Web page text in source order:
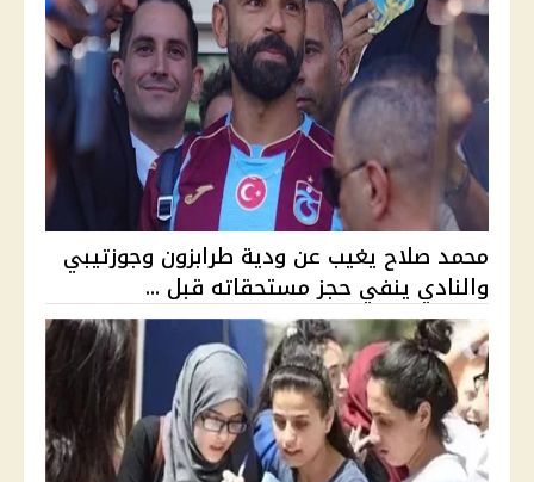
محمد صلاح يغيب عن ودية طرابزون وجوزتيبي
والنادي ينفي حجز مستحقاته قبل ...